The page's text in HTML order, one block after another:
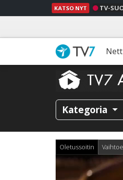
KATSO NYT TV-
Kategoria
Oletussoitin